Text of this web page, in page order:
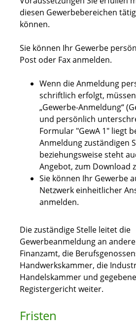
diesen Gewerbebereichen
können.
Sie können Ihr Gewerbe
Post oder Fax anmelden.
Wenn die Anmeldung
schriftlich erfolgt,
„Gewerbe-Anmeldung“
und persönlich
Formular "GewA 1" liegt
Anmeldung zuständigen
beziehungsweise steht
Angebot, zum Download
Sie können Ihr Gewerbe
Netzwerk einheitlicher
anmelden.
Die zuständige Stelle leitet die
Gewerbeanmeldung an
Finanzamt, die
Handwerkskammer, die
Handelskammer und
Registergericht weiter.
Fristen